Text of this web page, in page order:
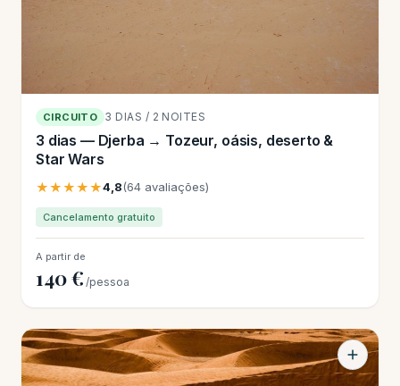
CIRCUITO 3 DIAS / 2 NOITES
3 dias — Djerba → Tozeur, oásis, deserto &
Star Wars
★★★★★4,8(64 avaliações)
Cancelamento gratuito
A partir de
140 € /pessoa